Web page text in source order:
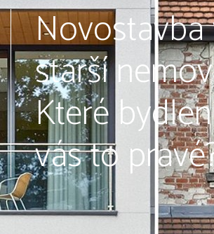
Novostavba
starší
Které
vás to